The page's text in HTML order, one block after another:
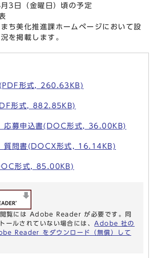
（金曜日）頃の予定
化推進課ホームページにおいて設
を掲載します。
形式, 260.63KB)
形式, 882.85KB)
応募申込書(DOC形式, 36.00KB)
質問書(DOCX形式, 16.14KB)
形式, 85.00KB)
覧には Adobe Reader が必要です。同
ールされていない場合には、 Adobe 社の
Reader をダウンロード（無償）して